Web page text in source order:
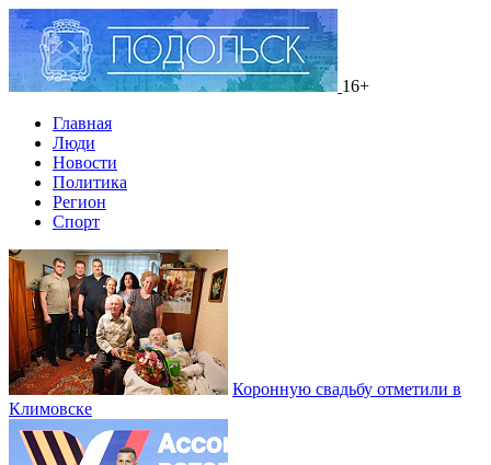
16+
Главная
Люди
Новости
Политика
Регион
Спорт
Коронную свадьбу отметили в
Климовске